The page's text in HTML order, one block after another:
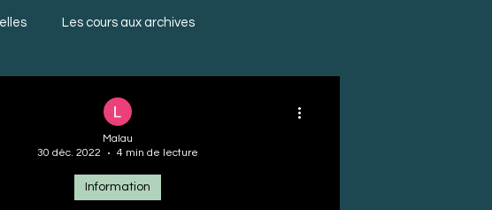
Les cours aux archives
Information
Malau
30 déc. 2022
4 min de lecture